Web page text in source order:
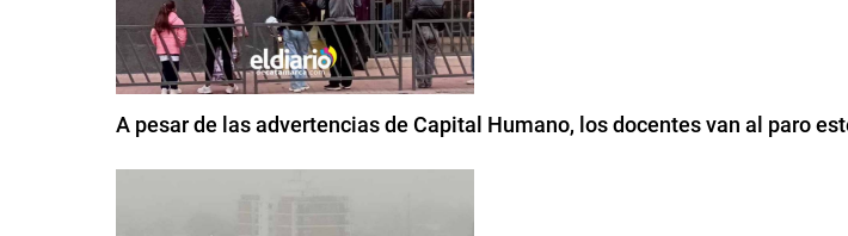
A pesar de las advertencias de Capital Humano, los docentes van al paro